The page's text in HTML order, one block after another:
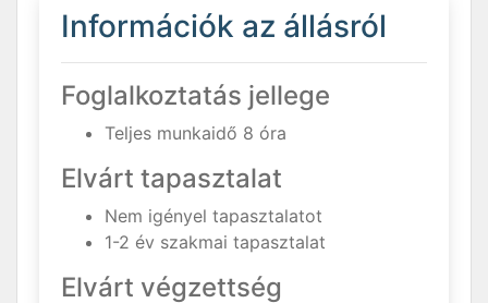
Információk az állásról
Foglalkoztatás jellege
Teljes munkaidő 8 óra
Elvárt tapasztalat
Nem igényel tapasztalatot
1-2 év szakmai tapasztalat
Elvárt végzettség